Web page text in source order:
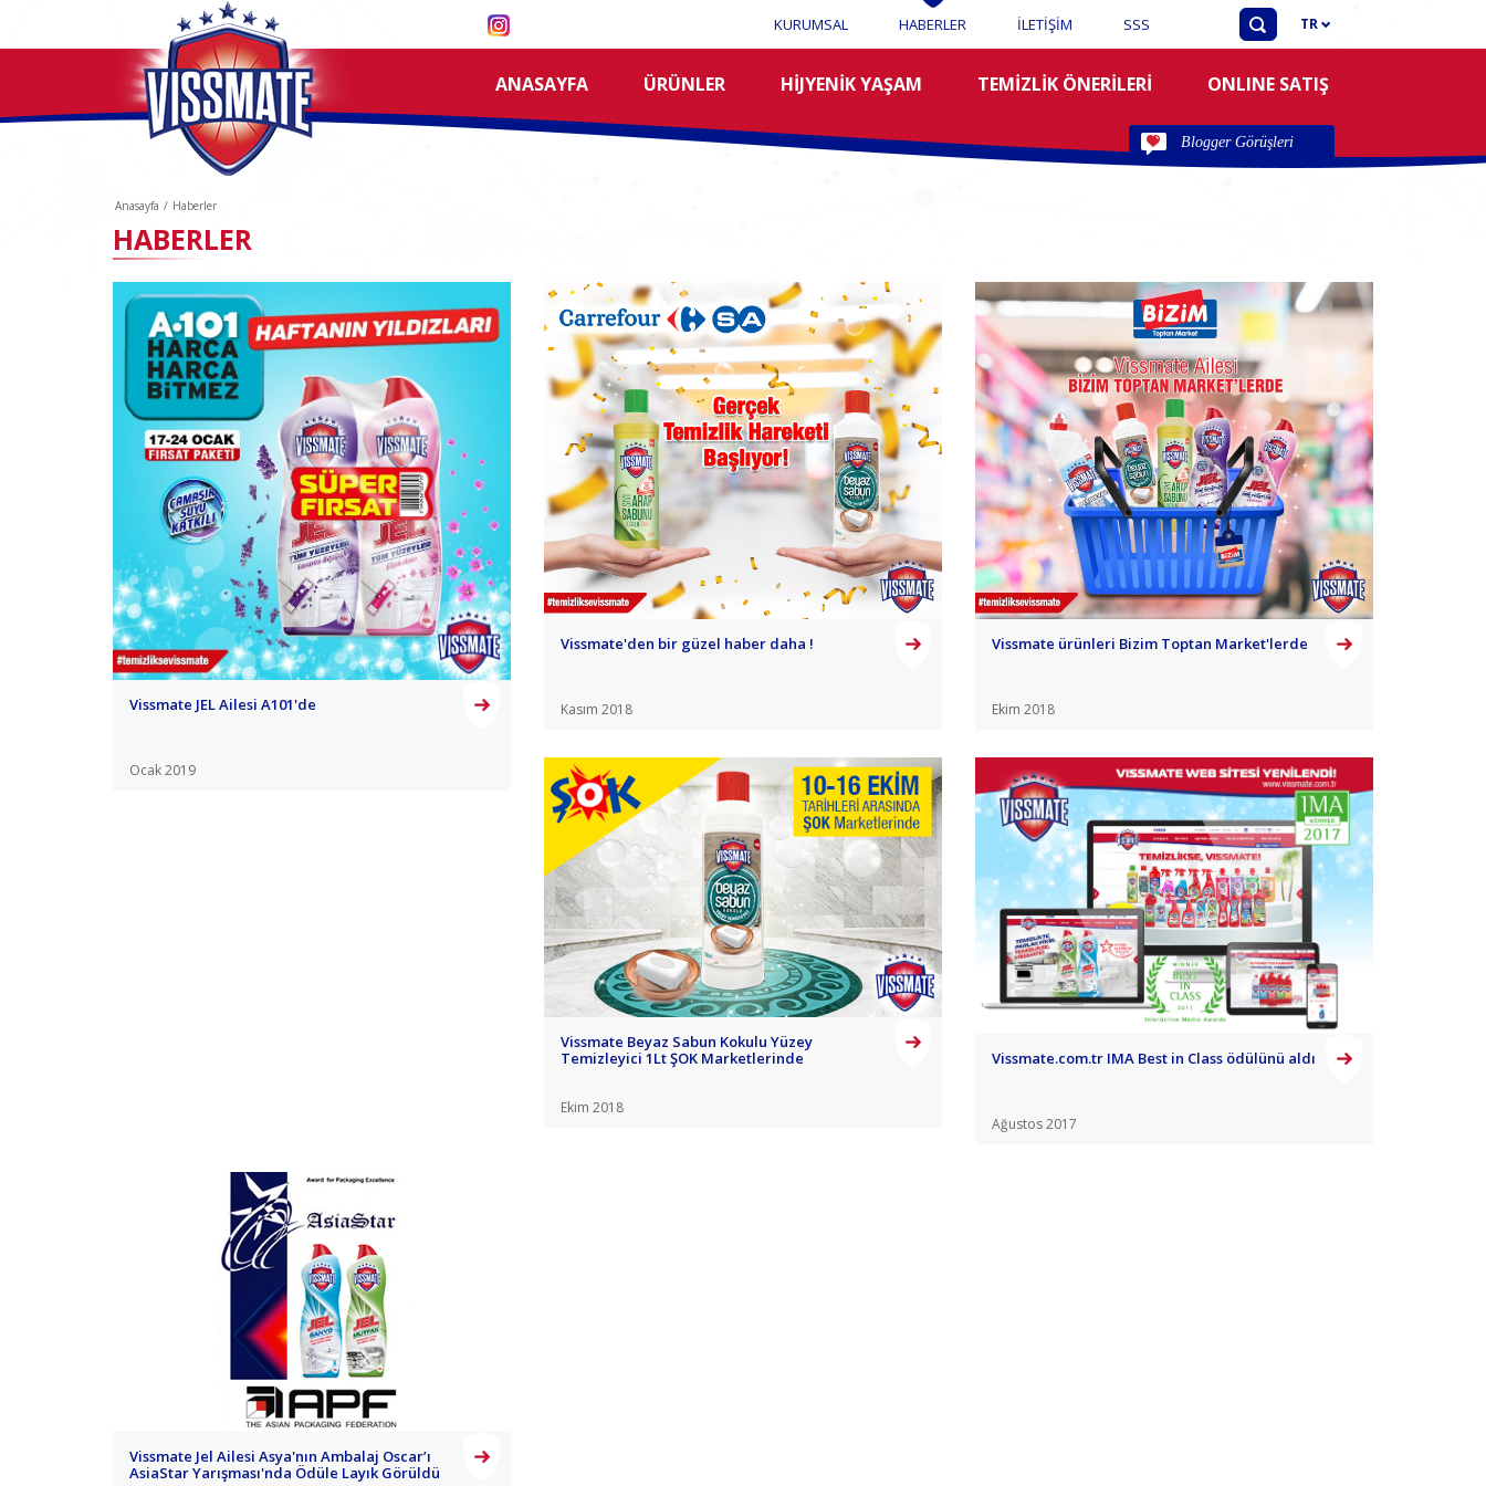
KURUMSAL HABERLER İLETİŞİM SSS TR
Blogger Görüşleri
ANASAYFA ÜRÜNLER HİJYENİK YAŞAM TEMİZLİK ÖNERİLERİ ONLINE SATIŞ
Anasayfa / Haberler
HABERLER
Vissmate JEL Ailesi A101'de
Ocak 2019
Vissmate'den bir güzel haber daha !
Kasım 2018
Vissmate ürünleri Bizim Toptan Market'lerde
Ekim 2018
Vissmate Beyaz Sabun Kokulu Yüzey
Temizleyici 1Lt ŞOK Marketlerinde
Ekim 2018
Vissmate.com.tr IMA Best in Class ödülünü aldı
Ağustos 2017
Vissmate Jel Ailesi Asya'nın Ambalaj Oscar’ı
AsiaStar Yarışması'nda Ödüle Layık Görüldü